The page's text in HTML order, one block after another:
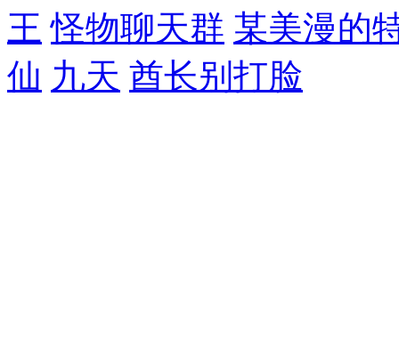
王 怪物聊天群 某美漫的
仙 九天 酋长别打脸